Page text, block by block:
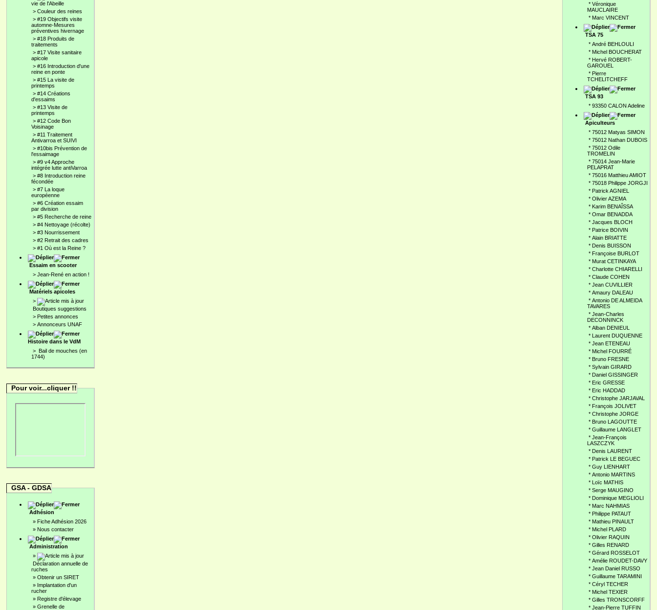
vie de l'Abeille
> Couleur des reines
> #19 Objectifs visite
automne-Mesures
préventives hivernage
> #18 Produits de
traitements
> #17 Visite sanitaire
apicole
> #16 Introduction d'une
reine en ponte
> #15 La visite de
printemps
> #14 Créations
d'essaims
> #13 Visite de
printemps
> #12 Code Bon
Voisinage
> #11 Traitement
Antivarroa et SUIVI
> #10bis Prévention de
l'essaimage
> #9 v4 Approche
intégrée lutte antiVarroa
> #8 Introduction reine
fécondée
> #7 La loque
européenne
> #6 Création essaim
par division
> #5 Recherche de reine
> #4 Nettoyage (récolte)
> #3 Nourrissement
> #2 Retrait des cadres
> #1 Où est la Reine ?
Essaim en scooter
> Jean-René en action !
Matériels apicoles
>
Boutiques suggestions
> Petites annonces
> Annonceurs UNAF
Histoire dans le VdM
> Bail de mouches (en
1744)
Pour voir...cliquer !!
GSA - GDSA
Adhésion
» Fiche Adhésion 2026
» Nous contacter
Administration
»
Déclaration annuelle de
ruches
» Obtenir un SIRET
» Implantation d'un
rucher
» Registre d'élevage
» Grenelle de
* Véronique
MAUCLAIRE
* Marc VINCENT
TSA 75
* André BEHLOULI
* Michel BOUCHERAT
* Hervé ROBERT-
GAROUEL
* Pierre
TCHELITCHEFF
TSA 93
* 93350 CALON Adeline
Apiculteurs
* 75012 Matyas SIMON
* 75012 Nathan DUBOIS
* 75012 Odile
TROMELIN
* 75014 Jean-Marie
PELAPRAT
* 75016 Matthieu AMIOT
* 75018 Philippe JORGJI
* Patrick AGNIEL
* Olivier AZEMA
* Karim BENAÎSSA
* Omar BENADDA
* Jacques BLOCH
* Patrice BOIVIN
* Alain BRIATTE
* Denis BUISSON
* Françoise BURLOT
* Murat CETINKAYA
* Charlotte CHIARELLI
* Claude COHEN
* Jean CUVILLIER
* Amaury DALEAU
* Antonio DE ALMEIDA
TAVARES
* Jean-Charles
DECONNINCK
* Alban DENIEUL
* Laurent DUQUENNE
* Jean ETENEAU
* Michel FOURRÉ
* Bruno FRESNE
* Sylvain GIRARD
* Daniel GISSINGER
* Eric GRESSE
* Eric HADDAD
* Christophe JARJAVAL
* François JOLIVET
* Christophe JORGE
* Bruno LAGOUTTE
* Guillaume LANGLET
* Jean-François
LASZCZYK
* Denis LAURENT
* Patrick LE BEGUEC
* Guy LIENHART
* Antonio MARTINS
* Loïc MATHIS
* Serge MAUGINO
* Dominique MEGLIOLI
* Marc NAHMIAS
* Philippe PATAUT
* Mathieu PINAULT
* Michel PLARD
* Olivier RAQUIN
* Gilles RENARD
* Gérard ROSSELOT
* Amélie ROUDET-DAVY
* Jean Daniel RUSSO
* Guillaume TARAMINI
* Céryl TECHER
* Michel TEXIER
* Gilles TRONSCORFF
* Jean-Pierre TUFFIN